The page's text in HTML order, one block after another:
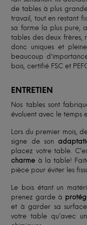
de tables à plus
travail, tout en restant
sa forme la plus pure,
tables des deux frères,
donc uniques et
beaucoup
bois, certifié FSC et
ENTRETIEN
Nos tables sont
évoluent avec le temps
Lors du premier mois,
signe de son
placez votre table.
charme à la table!
pièce pour éviter les
Le bois étant un
prenez garde à
et à garder sa surface
votre table qu’avec un